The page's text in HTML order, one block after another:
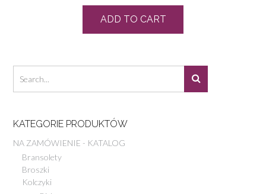
ADD TO CART
KATEGORIE PRODUKTÓW
NA ZAMÓWIENIE - KATALOG
Bransolety
Broszki
Kolczyki